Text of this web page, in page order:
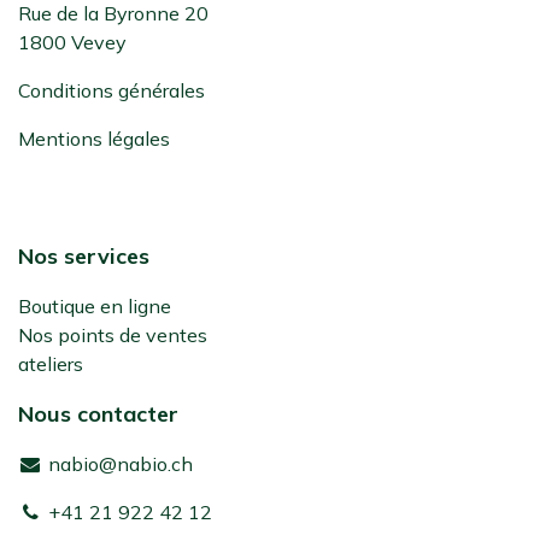
Rue de la Byronne 20
1800 Vevey
Conditions générales
Mentions légales
Nos services
Boutique en ligne
Nos points de ventes
ateliers
Nous contacter
nabio@nabio.ch
+41 21 922 42 12